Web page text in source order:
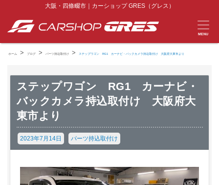
大阪・四條畷市｜カーショップ GRES（グレス）
MENU
ホーム > ブログ > パーツ持込取付け > ステップワゴン RG1 カーナビ・バックカメラ持込取付け 大阪府大東市より
ステップワゴン RG1 カーナビ・
バックカメラ持込取付け 大阪府大
東市より
2023年7月14日 パーツ持込取付け